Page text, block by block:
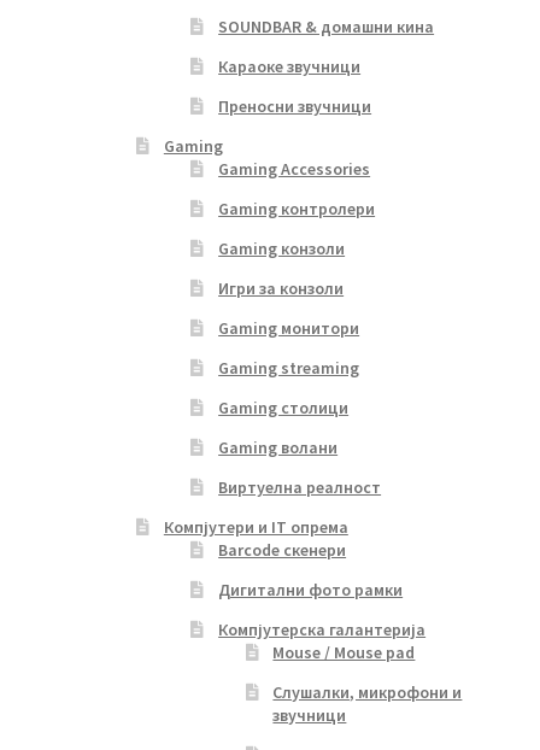
SOUNDBAR & домашни кина
Караоке звучници
Преносни звучници
Gaming
Gaming Accessories
Gaming контролери
Gaming конзоли
Игри за конзоли
Gaming монитори
Gaming streaming
Gaming столици
Gaming волани
Виртуелна реалност
Компјутери и IT опрема
Barcode скенери
Дигитални фото рамки
Компјутерска галантерија
Mouse / Mouse pad
Слушалки, микрофони и
звучници